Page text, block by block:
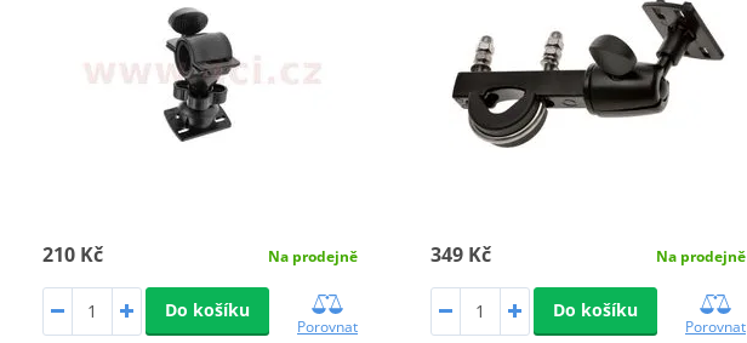
210 Kč Na prodejně
Do košíku
Porovnat
349 Kč Na prodejně
Do košíku
Porovnat